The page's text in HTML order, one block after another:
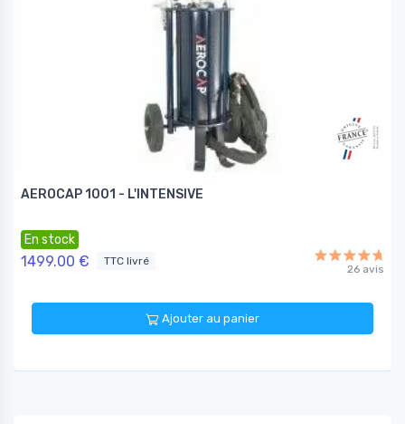
AEROCAP 1001 - L'INTENSIVE
En stock
1499.00 € TTC livré
26 avis
Ajouter au panier